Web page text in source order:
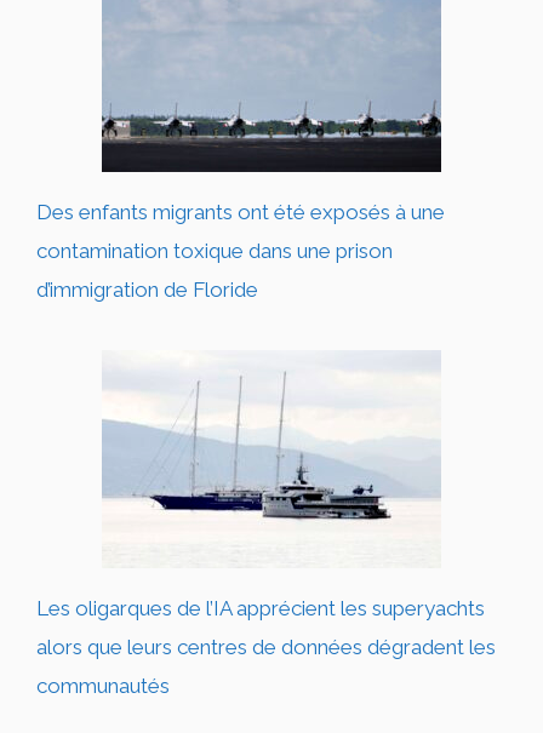
Des enfants migrants ont été exposés à une
contamination toxique dans une prison
d’immigration de Floride
Les oligarques de l’IA apprécient les superyachts
alors que leurs centres de données dégradent les
communautés